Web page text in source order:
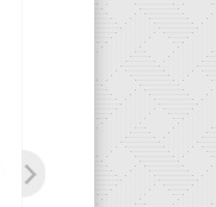
Glitrový
farebný,